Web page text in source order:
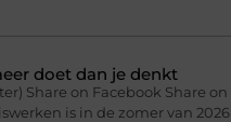
doet dan je denkt
Share on Facebook Share on
is in de zomer van 2026